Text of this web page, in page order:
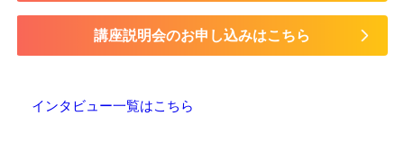
講座説明会のお申し込みはこちら
インタビュー一覧はこちら